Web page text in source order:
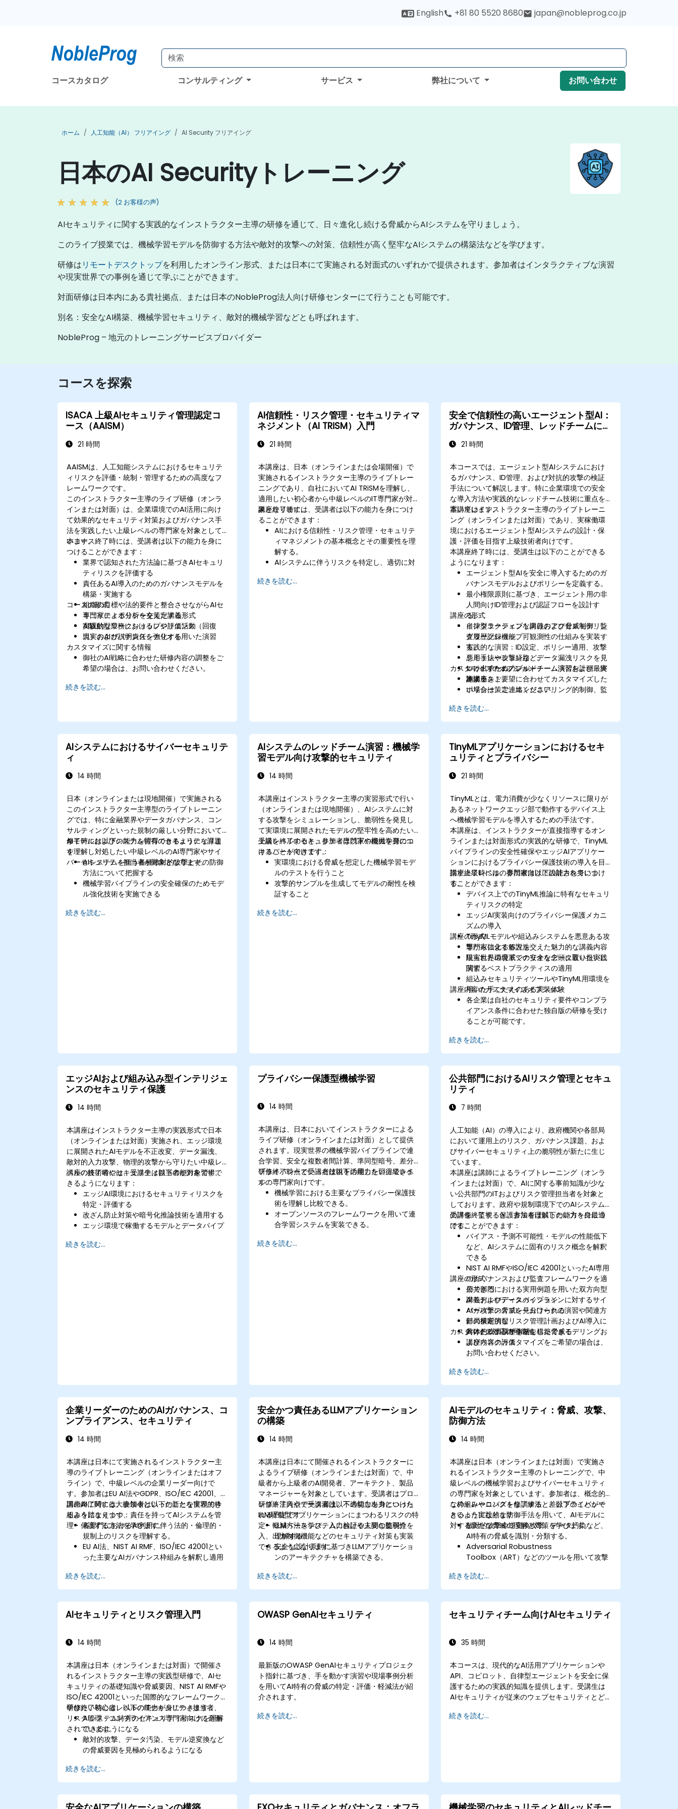
English +81 80 5520 8680 japan@nobleprog.co.jp
コースカタログ コンサルティング サービス 弊社について お問い合わせ
ホーム 人工知能（AI） フリアイング AI Security フリアイング
日本のAI Securityトレーニング
(2 お客様の声)
AIセキュリティに関する実践的なインストラクター主導の研修を通じて、日々進化し続ける脅威からAIシステムを守りましょう。
このライブ授業では、機械学習モデルを防御する方法や敵対的攻撃への対策、信頼性が高く堅牢なAIシステムの構築法などを学びます。
研修はリモートデスクトップを利用したオンライン形式、または日本にて実施される対面式のいずれかで提供されます。参加者はインタラクティブな演習
や現実世界での事例を通じて学ぶことができます。
対面研修は日本内にある貴社拠点、または日本のNobleProg法人向け研修センターにて行うことも可能です。
別名：安全なAI構築、機械学習セキュリティ、敵対的機械学習などとも呼ばれます。
NobleProg – 地元のトレーニングサービスプロバイダー
コースを探索
ISACA 上級AIセキュリティ管理認定コ
ース（AAISM）
21 時間
AAISMは、人工知能システムにおけるセキュリテ
ィリスクを評価・統制・管理するための高度なフ
レームワークです。
このインストラクター主導のライブ研修（オンラ
インまたは対面）は、企業環境でのAI活用に向け
て効果的なセキュリティ対策およびガバナンス手
法を実践したい上級レベルの専門家を対象として
います。
本コース終了時には、受講者は以下の能力を身に
つけることができます：
業界で認知された方法論に基づきAIセキュリ
ティリスクを評価する
責任あるAI導入のためのガバナンスモデルを
構築・実施する
組織の目標や法的要件と整合させながらAIセ
キュリティポリシーを策定する
AI駆動型業務におけるレジリエンス（回復
力）および説明責任を強化する
コースの形式
専門家による分析を交えた講義形式
実践的なワークショップや評価活動
現実のAIガバナンスシナリオを用いた演習
カスタマイズに関する情報
御社のAI戦略に合わせた研修内容の調整をご
希望の場合は、お問い合わせください。
続きを読む...
AI信頼性・リスク管理・セキュリティマ
ネジメント（AI TRiSM）入門
21 時間
本講座は、日本（オンラインまたは会場開催）で
実施されるインストラクター主導のライブトレー
ニングであり、自社においてAI TRiSMを理解し、
適用したい初心者から中級レベルのIT専門家が対
象となります。
講座終了時には、受講者は以下の能力を身につけ
ることができます：
AIにおける信頼性・リスク管理・セキュリテ
ィマネジメントの基本概念とその重要性を理
解する。
AIシステムに伴うリスクを特定し、適切に対
AIのためのセキュリティ対策のベストプラク
続きを読む...
安全で信頼性の高いエージェント型AI：
ガバナンス、ID管理、レッドチームによ
21 時間
本コースでは、エージェント型AIシステムにおけ
るガバナンス、ID管理、および対抗的攻撃の検証
手法について解説します。特に企業環境での安全
な導入方法や実践的なレッドチーム技術に重点を
置いています。
本講座はインストラクター主導のライブトレーニ
ング（オンラインまたは対面）であり、実稼働環
境におけるエージェント型AIシステムの設計・保
護・評価を目指す上級技術者向けです。
本講座終了時には、受講生は以下のことができる
ようになります：
エージェント型AIを安全に導入するためのガ
バナンスモデルおよびポリシーを定義する。
最小権限原則に基づき、エージェント用の非
人間向けID管理および認証フローを設計す
る。
自律型エージェント向けのアクセス制御、監
査履歴記録機能、可観測性の仕組みを実装す
る。
悪用手法や攻撃経路、データ漏洩リスクを見
つけ出すためのレッドチーム演習を計画・実
施する。
ポリシー策定、エンジニアリング的制御、監
する一般的な脅威を軽減させる。
講座の形式
インタラクティブな講義および脅威モデリン
グワークショップ。
実践的な演習：ID設定、ポリシー適用、攻撃
シミュレーションなど。
レッドチーム／ブルーチーム演習および最終
評価テスト。
カスタマイズのオプション
本講座をご要望に合わせてカスタマイズした
い場合は、ご連絡ください。
続きを読む...
AIシステムにおけるサイバーセキュリテ
ィ
14 時間
日本（オンラインまたは現地開催）で実施される
このインストラクター主導型のライブトレーニン
グでは、特に金融業界やデータガバナンス、コン
サルティングといった規制の厳しい分野において
AIモデルおよびシステム特有のセキュリティ課題
を理解し対処したい中級レベルのAI専門家やサイ
バーセキュリティ担当者が対象となります。
修了時には以下の能力を習得できるようになりま
す：
AIシステムを狙う各種敵対的攻撃とその防御
方法について把握する
機械学習パイプラインの安全確保のためモデ
ル強化技術を実施できる
全性維持が可能になる
続きを読む...
AIシステムのレッドチーム演習：機械学
習モデル向け攻撃的セキュリティ
14 時間
本講座はインストラクター主導の実習形式で行い
（オンラインまたは現地開催）、AIシステムに対
する攻撃をシミュレーションし、脆弱性を発見し
て実環境に展開されたモデルの堅牢性を高めたい
上級レベルのセキュリティ専門家や機械学習のエ
キスパート向けです。
受講を終了すると、参加者は以下の能力を身につ
けることができます：
実環境における脅威を想定した機械学習モデ
ルのテストを行うこと
攻撃的サンプルを生成してモデルの耐性を検
証すること
評価すること
続きを読む...
TinyMLアプリケーションにおけるセキ
ュリティとプライバシー
21 時間
TinyMLとは、電力消費が少なくリソースに限りが
あるネットワークエッジ部で動作するデバイス上
へ機械学習モデルを導入するための手法です。
本講座は、インストラクターが直接指導するオン
ラインまたは対面形式の実践的な研修で、TinyML
パイプラインの安全性確保やエッジAIアプリケー
ションにおけるプライバシー保護技術の導入を目
指す上級レベルの専門家向けに設計されていま
す。
講座終了時には、参加者は以下の能力を身につけ
ることができます：
デバイス上でのTinyML推論に特有なセキュリ
ティリスクの特定
エッジAI実装向けのプライバシー保護メカニ
ズムの導入
TinyMLモデルや組込みシステムを悪意ある攻
撃から強化する方法
限られた環境下での安全なデータ取り扱いに
関するベストプラクティスの適用
講座の形式
専門家による解説を交えた魅力的な講義内容
現実世界の脅威シナリオを念頭に置いた実践
演習
組込みセキュリティツールやTinyML用環境を
用いた手ごたえのある実装体験
講座内容のカスタマイズオプション
各企業は自社のセキュリティ要件やコンプラ
イアンス条件に合わせた独自版の研修を受け
ることが可能です。
続きを読む...
エッジAIおよび組み込み型インテリジェ
ンスのセキュリティ保護
14 時間
本講座はインストラクター主導の実践形式で日本
（オンラインまたは対面）実施され、エッジ環境
に展開されたAIモデルを不正改変、データ漏洩、
敵対的入力攻撃、物理的攻撃から守りたい中級レ
ベルの技術者やセキュリティ担当者が対象です。
講座の終了時には、受講生は以下の能力を習得で
きるようになります：
エッジAI環境におけるセキュリティリスクを
特定・評価する
改ざん防止対策や暗号化推論技術を適用する
エッジ環境で稼働するモデルとデータパイプ
組み込み機器や資源が限られたシステム向け
続きを読む...
プライバシー保護型機械学習
14 時間
本講座は、日本においてインストラクターによる
ライブ研修（オンラインまたは対面）として提供
されます。現実世界の機械学習パイプラインで連
合学習、安全な複数者間計算、準同型暗号、差分
プライバシーといった技術を活用したい上級レベ
ルの専門家向けです。
研修終了時点で受講者は以下の能力を習得できま
す：
機械学習における主要なプライバシー保護技
術を理解し比較できる。
オープンソースのフレームワークを用いて連
合学習システムを実装できる。
プライバシー技術を応用できる。
続きを読む...
公共部門におけるAIリスク管理とセキュ
リティ
7 時間
人工知能（AI）の導入により、政府機関や各部局
において運用上のリスク、ガバナンス課題、およ
びサイバーセキュリティ上の脆弱性が新たに生じ
ています。
本講座は講師によるライブトレーニング（オンラ
インまたは対面）で、AIに関する事前知識が少な
い公共部門のITおよびリスク管理担当者を対象と
しております。政府や規制環境下でのAIシステム
の評価・監視・保護方法を理解したい方々に最適
です。
受講を終了すると、参加者は以下の能力を身につ
けることができます：
バイアス・予測不可能性・モデルの性能低下
など、AIシステムに固有のリスク概念を解釈
できる
NIST AI RMFやISO/IEC 42001といったAI専用
のガバナンスおよび監査フレームワークを適
用できる
AIモデルやデータパイプラインに対するサイ
バー攻撃の脅威を見分けられる
部局横断的なリスク管理計画およびAI導入に
向けた政策調整体制を構築できる
講座の形式
公共部門における実用例題を用いた双方向型
講義およびディスカッション
AIガバナンスフレームワークの演習や関連方
針の策定演習
具体的シナリオを基にした脅威モデリングお
よびリスク評価
カスタマイズ対応の可能性
講座内容のカスタマイズをご希望の場合は、
お問い合わせください。
続きを読む...
企業リーダーのためのAIガバナンス、コ
ンプライアンス、セキュリティ
14 時間
本講座は日本にて実施されるインストラクター主
導のライブトレーニング（オンラインまたはオフ
ライン）で、中級レベルの企業リーダー向けで
す。参加者はEU AI法やGDPR、ISO/IEC 42001、米
国のAIに関する大統領令といった新たな世界的枠
組みを踏まえつつ、責任を持ってAIシステムを管
理・保護する方法を学びます。
講座終了時には、参加者は以下のことを実現でき
るようになります：
各部門におけるAI利用に伴う法的・倫理的・
規制上のリスクを理解する。
EU AI法、NIST AI RMF、ISO/IEC 42001とい
った主要なAIガバナンス枠組みを解釈し適用
企業内でのAI導入に際するセキュリティ対策
や監査・管理方針を策定する。
外部提供業者製および社内開発のAIシステム
に対する調達・利用ガイドラインを作成す
る。
続きを読む...
安全かつ責任あるLLMアプリケーション
の構築
14 時間
本講座は日本にて開催されるインストラクターに
よるライブ研修（オンラインまたは対面）で、中
級者から上級者のAI開発者、アーキテクト、製品
マネージャーを対象としています。受講者はプロ
ンプト注入やデータ漏洩、不適切な出力といった
LLM駆動型アプリケーションにまつわるリスクの特
定・軽減方法を学び、入力検証や人間の監視介
入、出力制御機能などのセキュリティ対策も実装
できるようになります。
研修終了時点で受講者は以下の能力を身につけら
れる予定です：
LLMベースシステムにおける主要な脆弱性を
理解する。
安全な設計原則に基づきLLMアプリケーショ
ンのアーキテクチャを構築できる。
を用いた検証・フィルタリング・安全性確保
が可能になる。
サンドボックス化、レッドチーム評価、人間
の監視介入などの技術を実用環境向けパイプ
ラインに統合できる。
続きを読む...
AIモデルのセキュリティ：脅威、攻撃、
防御方法
14 時間
本講座は日本（オンラインまたは対面）で実施さ
れるインストラクター主導のトレーニングで、中
級レベルの機械学習およびサイバーセキュリティ
の専門家を対象としています。参加者は、概念的
な枠組みやロバストな訓練法、差分プライバシー
といった実践的な防御手法を用いて、AIモデルに
対する新たな脅威の理解と対策を学びます。
このトレーニングを修了すると、以下のことがで
きるようになります：
敵対的攻撃や逆変換攻撃、データ汚染など、
AI特有の脅威を識別・分類する。
Adversarial Robustness
Toolbox（ART）などのツールを用いて攻撃
敵対的訓練、ノイズ付加、プライバシー保護
技術といった具体的な防御策を実践する。
本番環境においても脅威を考慮したモデル評
価戦略を設計できるようになる。
続きを読む...
AIセキュリティとリスク管理入門
14 時間
本講座は日本（オンラインまたは対面）で開催さ
れるインストラクター主導の実践型研修で、AIセ
キュリティの基礎知識や脅威要因、NIST AI RMFや
ISO/IEC 42001といった国際的なフレームワークを
学びたい初心者レベルのITセキュリティ担当者、
リスク管理・コンプライアンス専門家向けに企画
されています。
研修終了時には、以下の能力が身につきます：
AIシステム特有のセキュリティリスクを理解
できるようになる
敵対的攻撃、データ汚染、モデル逆変換など
の脅威要因を見極められるようになる
どの基本的なガバナンスモデルを実際に適用
できるようになる
新たに出現している規格やコンプライアンス
基準、倫理原則と連携してAIの利用方法を調
続きを読む...
OWASP GenAIセキュリティ
14 時間
最新版のOWASP GenAIセキュリティプロジェク
ト指針に基づき、手を動かす演習や現場事例分析
を用いてAI特有の脅威の特定・評価・軽減法が紹
介されます。
続きを読む...
セキュリティチーム向けAIセキュリティ
35 時間
本コースは、現代的なAI活用アプリケーションや
API、コピロット、自律型エージェントを安全に保
護するための実践的知識を提供します。受講生は
AIセキュリティが従来のウェブセキュリティとど
ションやRAG汚染、エージェント悪用といった代
保護、本番環境向けランタイム防御策の構築に必
要なスキルが養われます。
続きを読む...